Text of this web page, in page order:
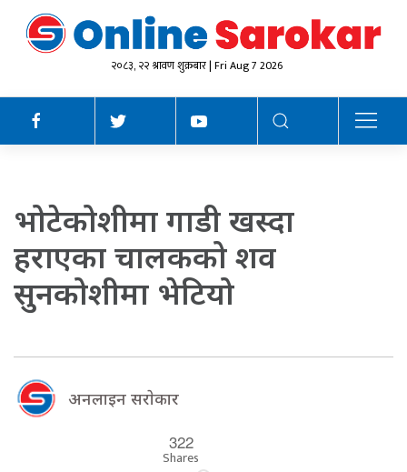
२०८३, २२ श्रावण शुक्रबार | Fri Aug 7 2026
भोटेकोशीमा गाडी खस्दा
हराएका चालकको शव
सुनकोशीमा भेटियो
अनलाइन सराेकार
322
Shares